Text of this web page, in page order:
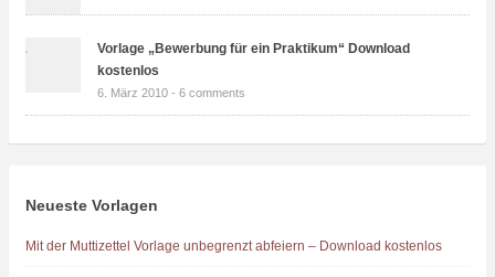
Vorlage „Bewerbung für ein Praktikum“ Download
kostenlos
6. März 2010 - 6 comments
Neueste Vorlagen
Mit der Muttizettel Vorlage unbegrenzt abfeiern – Download kostenlos